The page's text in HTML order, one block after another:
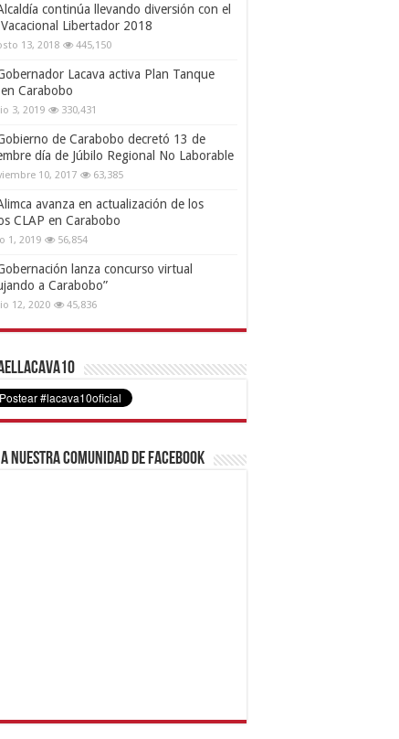
continúa llevando diversión con el
Libertador 2018
13, 2018 445,150
Lacava activa Plan Tanque
Carabobo
3, 2019 330,431
de Carabobo decretó 13 de
día de Júbilo Regional No Laborable
10, 2017 63,385
avanza en actualización de los
CLAP en Carabobo
1, 2019 56,854
lanza concurso virtual
a Carabobo”
12, 2020 45,836
nuestra comunidad de Facebook